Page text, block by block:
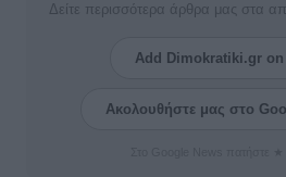
Δείτε περισσότερα άρθρα μας στα
Add Dimokratiki.gr
Ακολουθήστε μας στο